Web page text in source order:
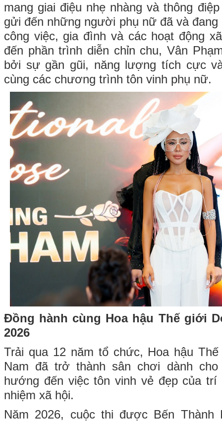
mang giai điệu nhẹ nhàng và thông
gửi đến những người phụ nữ đã và đang
công việc, gia đình và các hoạt động
đến phần trình diễn chỉn chu, Vân
bởi sự gần gũi, năng lượng tích cực
cùng các chương trình tôn vinh phụ nữ.
Đồng hành cùng Hoa hậu Thế giới
2026
Trải qua 12 năm tổ chức, Hoa hậu
Nam đã trở thành sân chơi dành
hướng đến việc tôn vinh vẻ đẹp của
nhiệm xã hội.
Năm 2026, cuộc thi được Bến Thành